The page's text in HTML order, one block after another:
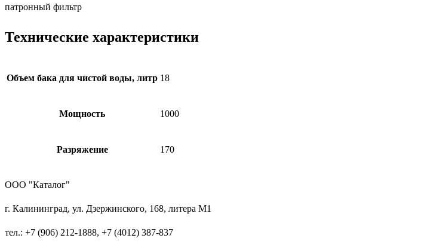
патронный фильтр
Технические характеристики
Объем бака для чистой воды, литр 18
Мощность 1000
Разряжение 170
ООО "Каталог"
г. Калининград, ул. Дзержинского, 168, литера М1
тел.: +7 (906) 212-1888, +7 (4012) 387-837